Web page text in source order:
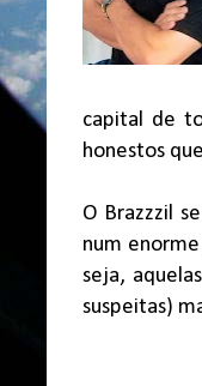
capital de
honestos
O Brazzzil
num
seja,
suspeitas)